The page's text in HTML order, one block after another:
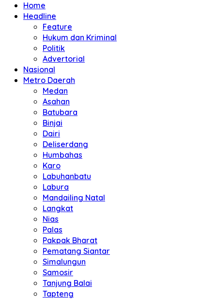
Home
Headline
Feature
Hukum dan Kriminal
Politik
Advertorial
Nasional
Metro Daerah
Medan
Asahan
Batubara
Binjai
Dairi
Deliserdang
Humbahas
Karo
Labuhanbatu
Labura
Mandailing Natal
Langkat
Nias
Palas
Pakpak Bharat
Pematang Siantar
Simalungun
Samosir
Tanjung Balai
Tapteng